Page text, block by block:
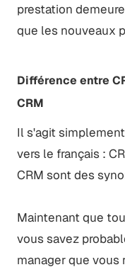
prestation
que les nouveaux
Différence entre
CRM
Il s'agit
vers le français :
CRM sont des
Maintenant que
vous savez
manager que vous